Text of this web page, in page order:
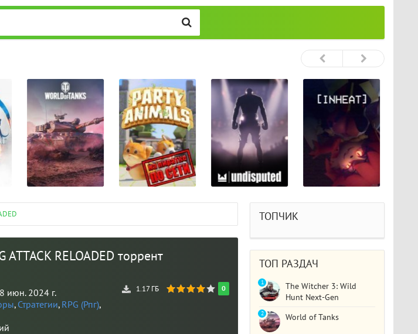
ATTACK RELOADED торрент
0
1.17 ГБ
июн. 2024 г.
, Стратегии, RPG (Рпг),
ТОПЧИК
ТОП РАЗДАЧ
The Witcher 3: Wild
Hunt Next-Gen
1
World of Tanks
2